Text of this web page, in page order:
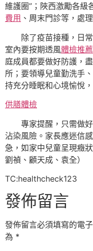
維護圈”；陜西激勵各級
費用 、周末門診等，處
除了疫苗接種，日
室內要按期透風體檢推薦
庭成員都要做好防護，
所；要領導兒童勤洗手
持充分睡眠和心境愉悅
供膳體檢
專家提醒，只需做
沾染風險。家長應迷信
急，如家中兒童呈現癥
劉禎、顧天成、袁全）
TC:healthcheck123
發佈留言
發佈留言必須填寫的電
為 *